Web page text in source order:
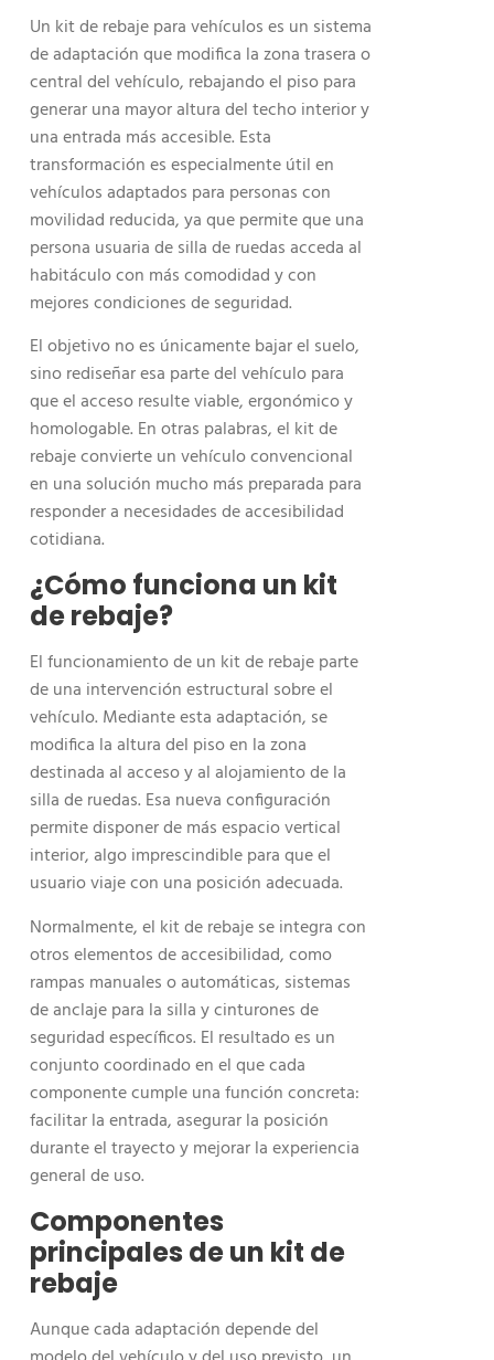
Un kit de rebaje para vehículos es un sistema
de adaptación que modifica la zona trasera o
central del vehículo, rebajando el piso para
generar una mayor altura del techo interior y
una entrada más accesible. Esta
transformación es especialmente útil en
vehículos adaptados para personas con
movilidad reducida, ya que permite que una
persona usuaria de silla de ruedas acceda al
habitáculo con más comodidad y con
mejores condiciones de seguridad.
El objetivo no es únicamente bajar el suelo,
sino rediseñar esa parte del vehículo para
que el acceso resulte viable, ergonómico y
homologable. En otras palabras, el kit de
rebaje convierte un vehículo convencional
en una solución mucho más preparada para
responder a necesidades de accesibilidad
cotidiana.
¿Cómo funciona un kit
de rebaje?
El funcionamiento de un kit de rebaje parte
de una intervención estructural sobre el
vehículo. Mediante esta adaptación, se
modifica la altura del piso en la zona
destinada al acceso y al alojamiento de la
silla de ruedas. Esa nueva configuración
permite disponer de más espacio vertical
interior, algo imprescindible para que el
usuario viaje con una posición adecuada.
Normalmente, el kit de rebaje se integra con
otros elementos de accesibilidad, como
rampas manuales o automáticas, sistemas
de anclaje para la silla y cinturones de
seguridad específicos. El resultado es un
conjunto coordinado en el que cada
componente cumple una función concreta:
facilitar la entrada, asegurar la posición
durante el trayecto y mejorar la experiencia
general de uso.
Componentes
principales de un kit de
rebaje
Aunque cada adaptación depende del